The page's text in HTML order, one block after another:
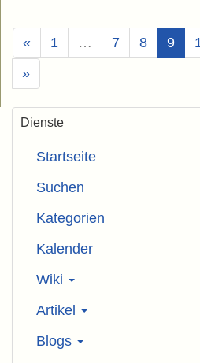
« 1 … 7 8 9
»
Dienste
Startseite
Suchen
Kategorien
Kalender
Wiki
Artikel
Blogs